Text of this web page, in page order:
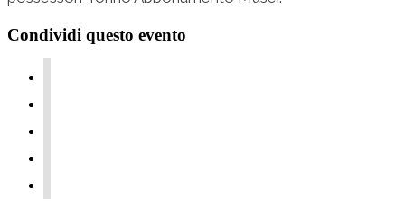
Condividi questo evento